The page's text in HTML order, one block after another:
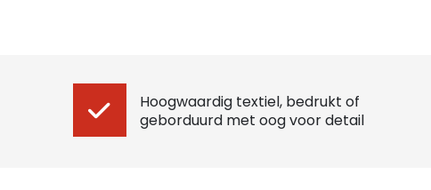
Hoogwaardig textiel, bedrukt of
geborduurd met oog voor detail